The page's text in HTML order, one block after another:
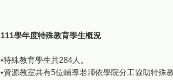
111學年度特殊教育學生概況
•特殊教育學生共284人。
•資源教室共有5位輔導老師依學院分工協助特殊